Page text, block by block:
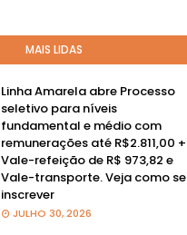
MAIS LIDAS
Linha Amarela abre Processo
seletivo para níveis
fundamental e médio com
remunerações até R$2.811,00 +
Vale-refeição de R$ 973,82 e
Vale-transporte. Veja como se
inscrever
JULHO 30, 2026